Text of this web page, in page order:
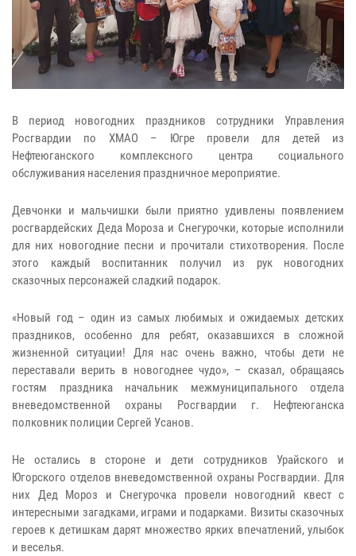
В период новогодних праздников сотрудники Управления
Росгвардии по ХМАО – Югре провели для детей из
Нефтеюганского комплексного центра социального
обслуживания населения праздничное мероприятие.
Девчонки и мальчишки были приятно удивлены появлением
росгвардейских Деда Мороза и Снегурочки, которые исполнили
для них новогодние песни и прочитали стихотворения. После
этого каждый воспитанник получил из рук новогодних
сказочных персонажей сладкий подарок.
«Новый год – один из самых любимых и ожидаемых детских
праздников, особенно для ребят, оказавшихся в сложной
жизненной ситуации! Для нас очень важно, чтобы дети не
переставали верить в новогоднее чудо», – сказал, обращаясь
гостям праздника начальник межмуниципального отдела
вневедомственной охраны Росгвардии г. Нефтеюганска
полковник полиции Сергей Усанов.
Не остались в стороне и дети сотрудников Урайского и
Югорского отделов вневедомственной охраны Росгвардии. Для
них Дед Мороз и Снегурочка провели новогодний квест с
интересными загадками, играми и подарками. Визиты сказочных
героев к детишкам дарят множество ярких впечатлений, улыбок
и веселья.